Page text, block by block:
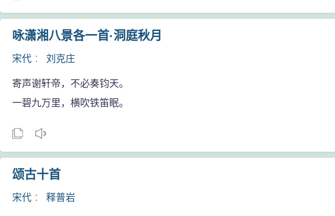
咏潇湘八景各一首·洞庭秋月
宋代 ： 刘克庄
寄声谢轩帝，不必奏钧天。
一碧九万里，横吹铁笛眠。
颂古十首
宋代 ： 释普岩